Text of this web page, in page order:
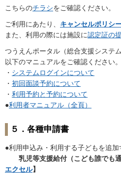
こちらのチラシをご確認ください。
ご利用にあたり、 キャンセルポリシ
また、利用の際には施設に認定証の
つうえんポータル（総合支援システ
以下のマニュアルをご確認ください。
・ システムログインについて
・ 初回面談予約について
・ 利用予約と予約について
●利用者マニュアル（全頁）
５．各種申請書
●利用申込み・利用する子どもを
乳児等支援給付（こども誰でも
エクセル】